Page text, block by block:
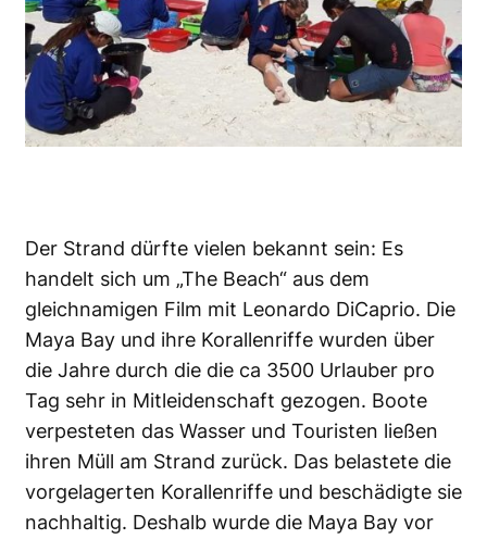
Der Strand dürfte vielen bekannt sein: Es
handelt sich um „The Beach“ aus dem
gleichnamigen Film mit Leonardo DiCaprio. Die
Maya Bay und ihre Korallenriffe wurden über
die Jahre durch die die ca 3500 Urlauber pro
Tag sehr in Mitleidenschaft gezogen. Boote
verpesteten das Wasser und Touristen ließen
ihren Müll am Strand zurück. Das belastete die
vorgelagerten Korallenriffe und beschädigte sie
nachhaltig. Deshalb wurde die Maya Bay vor